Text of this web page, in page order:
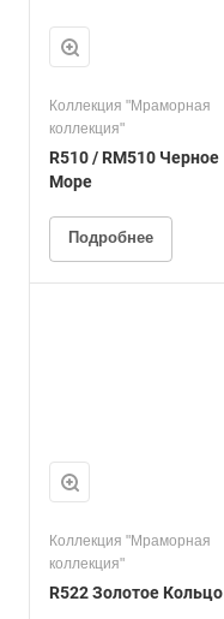
Коллекция "Мраморная
коллекция"
R510 / RM510 Черное
Море
Подробнее
Коллекция "Мраморная
коллекция"
R522 Золотое Кольцо